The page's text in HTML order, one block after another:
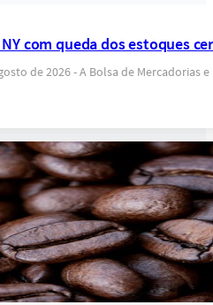
com queda dos estoques
de 2026 - A Bolsa de Mercadorias